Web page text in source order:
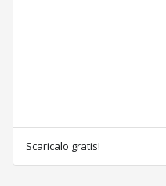
Scaricalo gratis!